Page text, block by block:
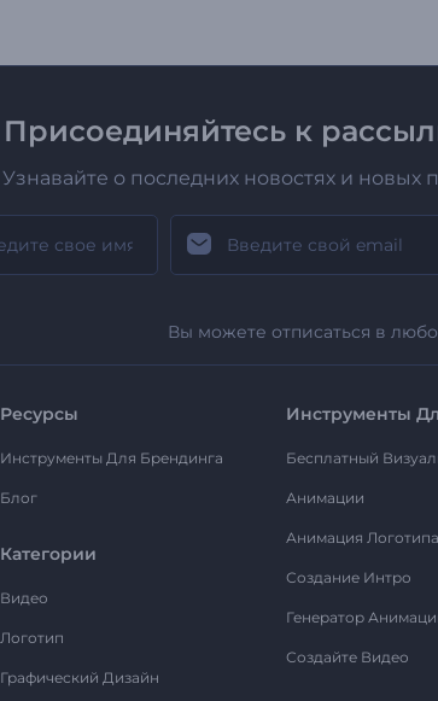
Присоединяйтесь к
Узнавайте о последних новостях и
Вы можете отписаться в
Ресурсы
Инструменты Для Брендинга
Блог
Категории
Видео
Логотип
Графический Дизайн
Инструменты
Бесплатный
Анимации
Анимация Логотипа
Создание Интро
Генератор
Создайте Видео